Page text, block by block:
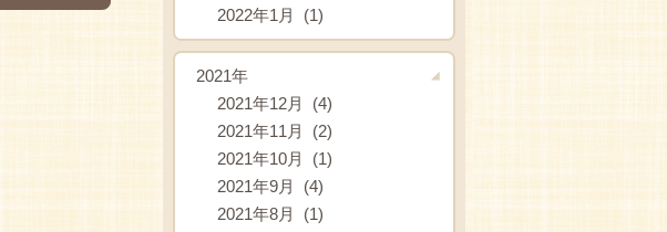
2022年1月 (1)
2021年
2021年12月 (4)
2021年11月 (2)
2021年10月 (1)
2021年9月 (4)
2021年8月 (1)